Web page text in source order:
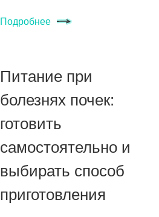
Подробнее
Питание при
болезнях почек:
готовить
самостоятельно и
выбирать способ
приготовления